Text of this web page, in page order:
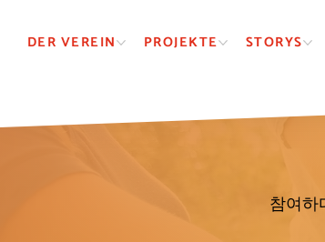
DER VEREIN PROJEKTE STORYS
참여하